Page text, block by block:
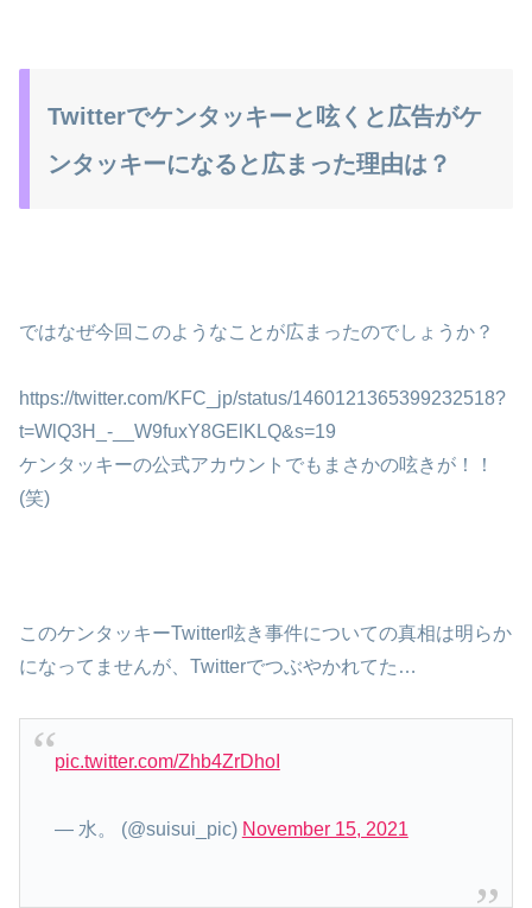
Twitterでケンタッキーと呟くと広告がケ
ンタッキーになると広まった理由は？
ではなぜ今回このようなことが広まったのでしょうか？
https://twitter.com/KFC_jp/status/1460121365399232518?
t=WlQ3H_-__W9fuxY8GElKLQ&s=19
ケンタッキーの公式アカウントでもまさかの呟きが！！
(笑)
このケンタッキーTwitter呟き事件についての真相は明らか
になってませんが、Twitterでつぶやかれてた…
pic.twitter.com/Zhb4ZrDhoI
— 水。 (@suisui_pic) November 15, 2021